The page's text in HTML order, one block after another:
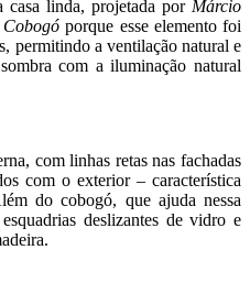
casa linda, projetada por Márcio
Cobogó porque esse elemento foi
permitindo a ventilação natural e
com a iluminação natural
com linhas retas nas fachadas
com o exterior – característica
do cobogó, que ajuda nessa
deslizantes de vidro e